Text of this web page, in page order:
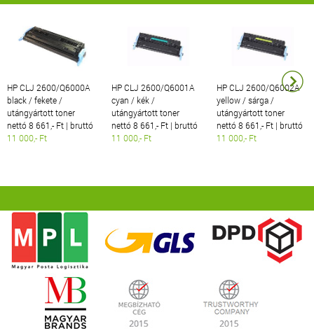
HP CLJ 2600/Q6000A
black / fekete /
utángyártott toner
nettó 8 661,- Ft | bruttó
11 000,- Ft
HP CLJ 2600/Q6001A
cyan / kék /
utángyártott toner
nettó 8 661,- Ft | bruttó
11 000,- Ft
HP CLJ 2600/Q6002A
yellow / sárga /
utángyártott toner
nettó 8 661,- Ft | bruttó
11 000,- Ft